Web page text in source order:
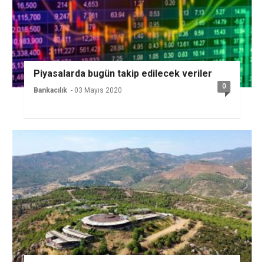
Piyasalarda bugün takip edilecek veriler
Bankacılık - 03 Mayıs 2020 0